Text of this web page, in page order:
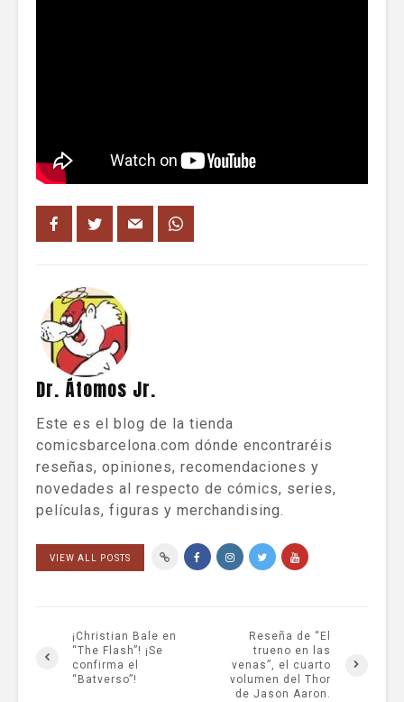
Dr. Átomos Jr.
Este es el blog de la tienda
comicsbarcelona.com dónde encontraréis
reseñas, opiniones, recomendaciones y
novedades al respecto de cómics, series,
películas, figuras y merchandising.
VIEW ALL POSTS
¡Christian Bale en
“The Flash”! ¡Se
confirma el
“Batverso”!
Reseña de “El
trueno en las
venas”, el cuarto
volumen del Thor
de Jason Aaron.